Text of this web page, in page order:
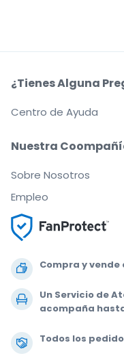
Compra y
Un Servicio de
acompaña
Todos los
Nuestra
Sobre Nosotros
Empleo
¿Tienes Alguna
Centro de Ayuda